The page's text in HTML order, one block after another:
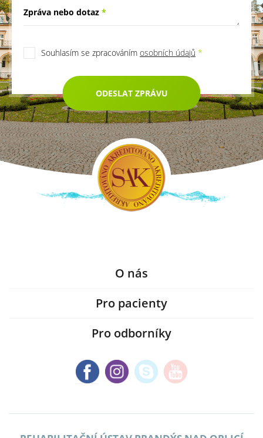
Zpráva nebo dotaz *
Souhlasím se zpracováním osobních údajů *
ODESLAT ZPRÁVU
O nás
Pro pacienty
Pro odborníky